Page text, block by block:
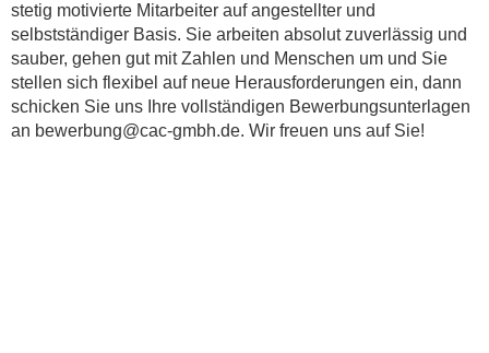
stetig motivierte Mitarbeiter auf angestellter und
selbstständiger Basis. Sie arbeiten absolut zuverlässig und
sauber, gehen gut mit Zahlen und Menschen um und Sie
stellen sich flexibel auf neue Herausforderungen ein, dann
schicken Sie uns Ihre vollständigen Bewerbungsunterlagen
an bewerbung@cac-gmbh.de. Wir freuen uns auf Sie!